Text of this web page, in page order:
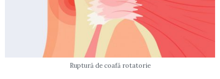
Ruptură de coafă rotatorie